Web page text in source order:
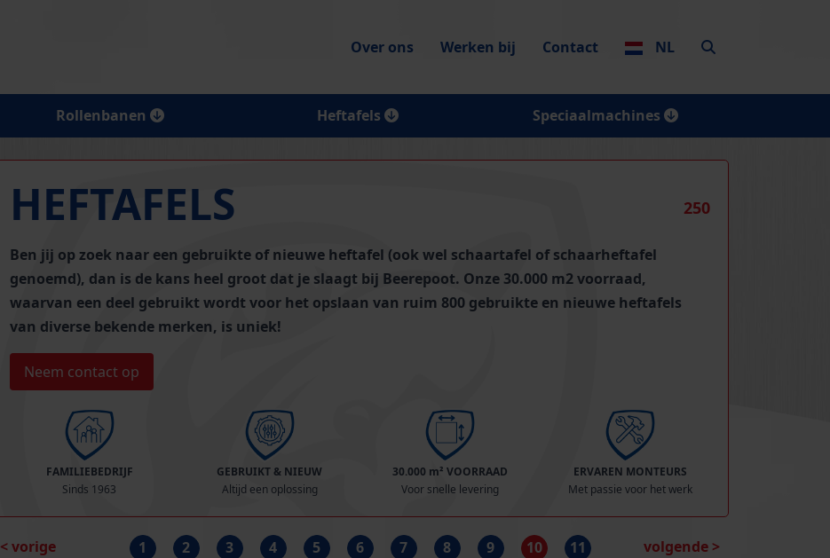
Over ons Werken bij Contact NL
Rollenbanen Heftafels Speciaalmachines
250
HEFTAFELS
Ben jij op zoek naar een gebruikte of nieuwe heftafel (ook wel schaartafel of schaarheftafel
genoemd), dan is de kans heel groot dat je slaagt bij Beerepoot. Onze 30.000 m2 voorraad,
waarvan een deel gebruikt wordt voor het opslaan van ruim 800 gebruikte en nieuwe heftafels
van diverse bekende merken, is uniek!
Neem contact op
FAMILIEBEDRIJF
Sinds 1963
GEBRUIKT & NIEUW
Altijd een oplossing
30.000 m² VOORRAAD
Voor snelle levering
ERVAREN MONTEURS
Met passie voor het werk
< vorige 1 2 3 4 5 6 7 8 9 10 11 volgende >